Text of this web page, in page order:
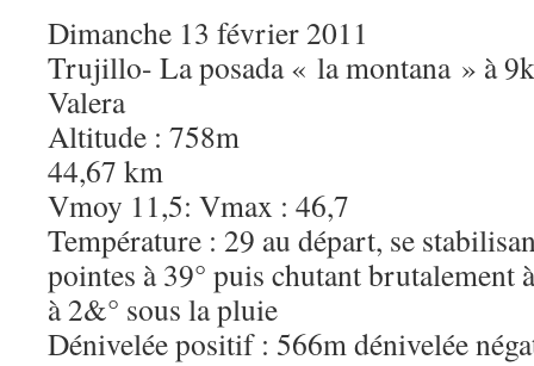
Dimanche 13 février 2011
Trujillo- La posada « la montana » à
Valera
Altitude : 758m
44,67 km
Vmoy 11,5: Vmax : 46,7
Température : 29 au départ, se
pointes à 39° puis chutant brutalement
à 2&° sous la pluie
Dénivelée positif : 566m dénivelée